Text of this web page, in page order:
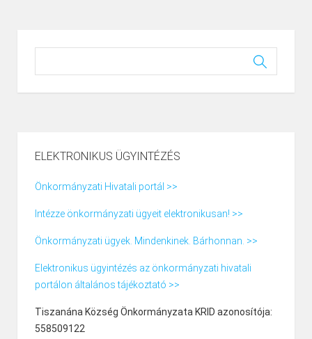
ELEKTRONIKUS ÜGYINTÉZÉS
Önkormányzati Hivatali portál >>
Intézze önkormányzati ügyeit elektronikusan! >>
Önkormányzati ügyek. Mindenkinek. Bárhonnan. >>
Elektronikus ügyintézés az önkormányzati hivatali
portálon általános tájékoztató >>
Tiszanána Község Önkormányzata KRID azonosítója:
558509122